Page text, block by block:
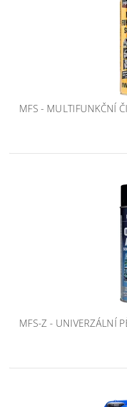
MFS - MULTIFUNKČNÍ
MFS-Z - UNIVERZÁLNÍ